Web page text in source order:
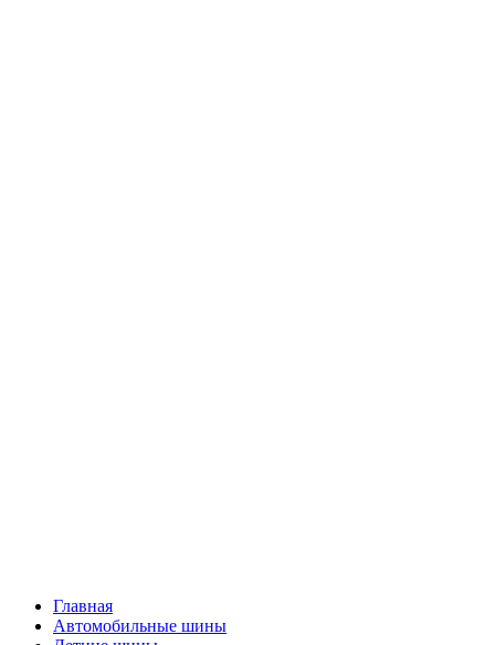
Главная
Автомобильные шины